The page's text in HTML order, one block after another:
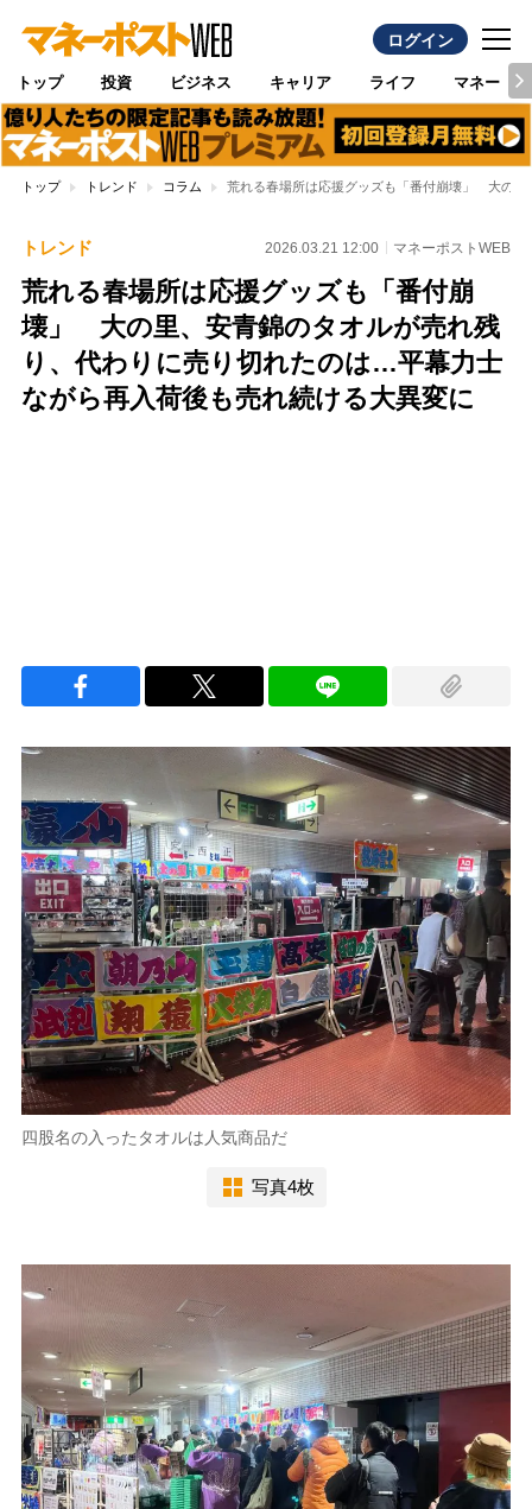
ログイン
トップ 投資 ビジネス キャリア ライフ マネー
トップ トレンド コラム 荒れる春場所は応援グッズも「番付崩壊」 大の里
トレンド 2026.03.21 12:00 マネーポストWEB
荒れる春場所は応援グッズも「番付崩
壊」 大の里、安青錦のタオルが売れ残
り、代わりに売り切れたのは…平幕力士
ながら再入荷後も売れ続ける大異変に
四股名の入ったタオルは人気商品だ
写真4枚